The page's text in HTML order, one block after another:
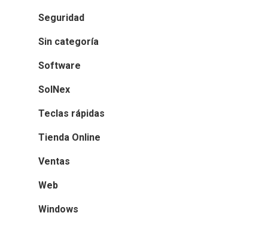
Seguridad
Sin categoría
Software
SolNex
Teclas rápidas
Tienda Online
Ventas
Web
Windows